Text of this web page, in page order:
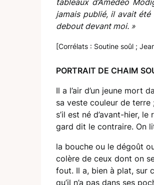
jamais publié, il avait été
debout devant moi. »
[Corrélats : Soutine soûl ;
PORTRAIT DE CHAIM
Il a l’air d’un jeune mort
sa veste couleur de terre
s’il est né d’avant-hier, le
gard dit le contraire. On
la bouche ou le dégoût
colère de ceux dont on
fout. Il a, bien à plat, sur
qu’il n’a pas dans ses